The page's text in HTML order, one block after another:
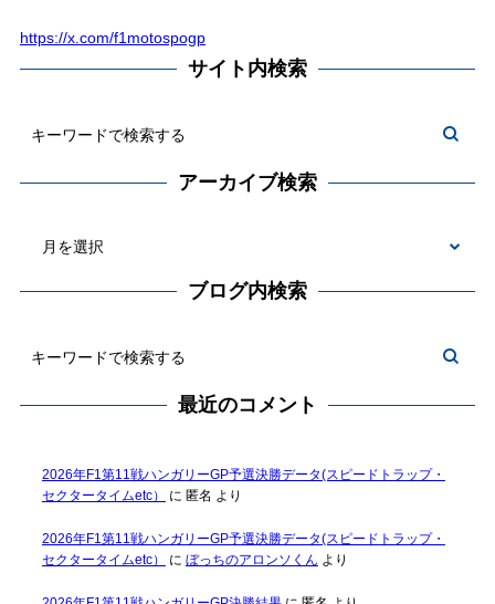
https://x.com/f1motospogp
サイト内検索
アーカイブ検索
ブログ内検索
最近のコメント
2026年F1第11戦ハンガリーGP予選決勝データ(スピードトラップ・
セクタータイムetc）
に 匿名 より
2026年F1第11戦ハンガリーGP予選決勝データ(スピードトラップ・
セクタータイムetc）
に ぼっちのアロンソくん より